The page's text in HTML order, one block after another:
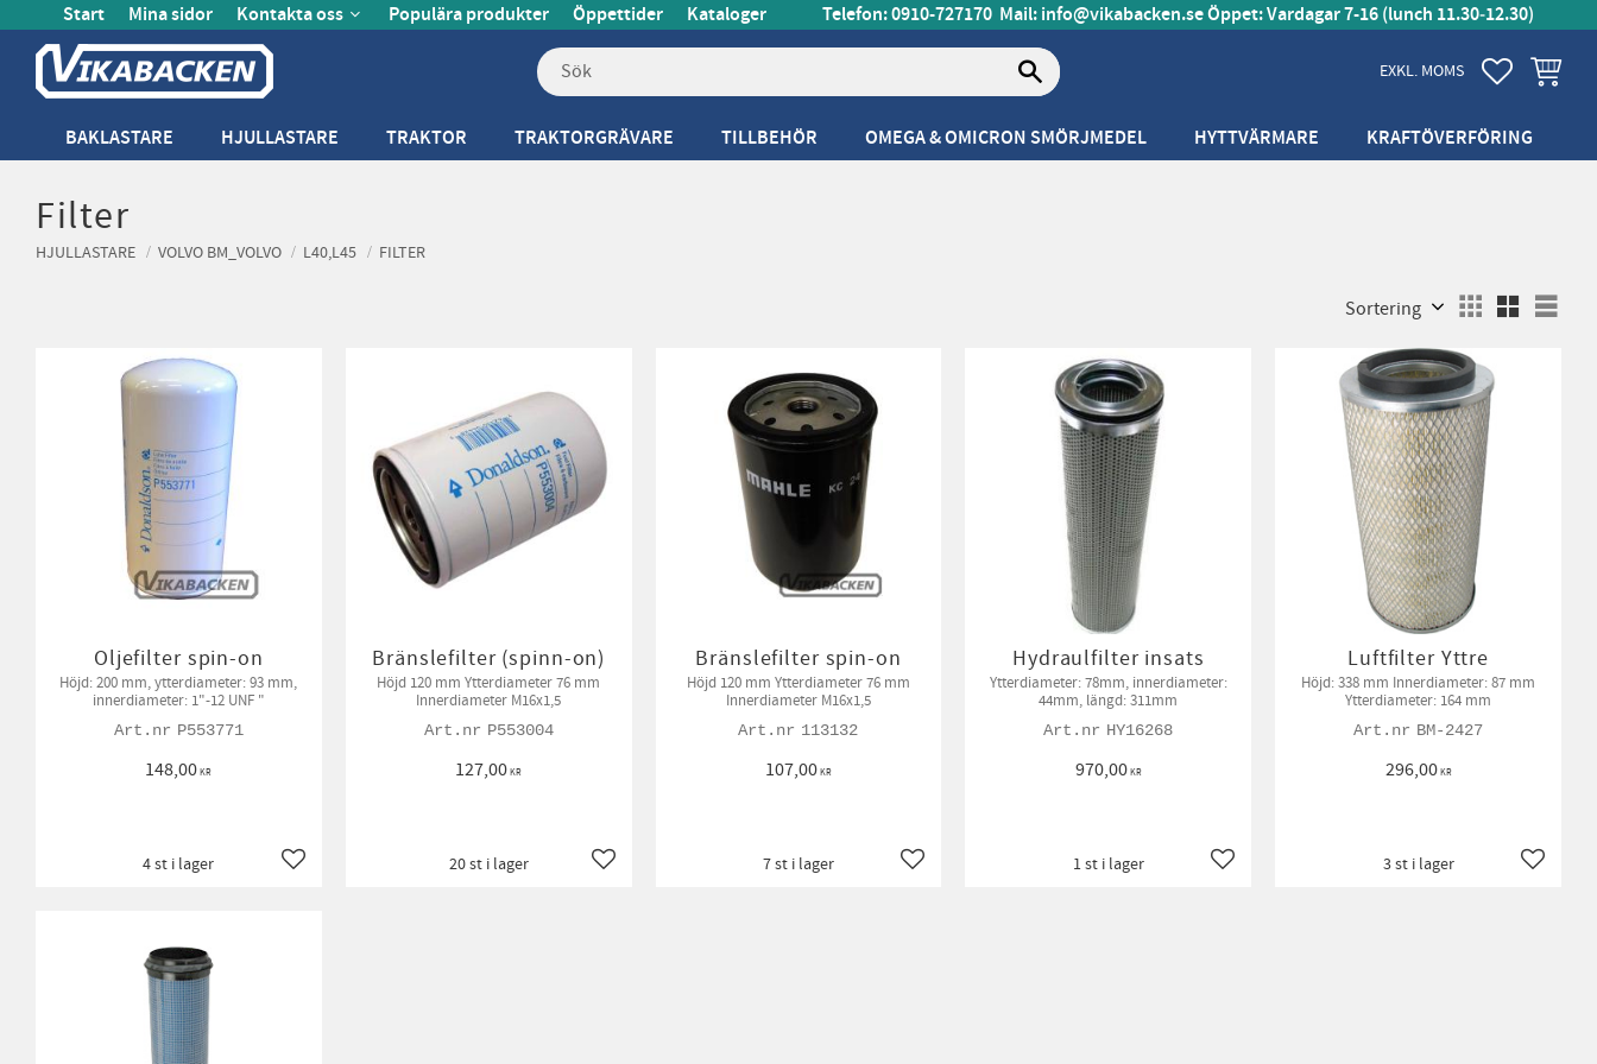
Start Mina sidor Kontakta oss Populära produkter Öppettider Kataloger Telefon: 0910-727170 Mail:info@vikabacken.seÖppet: Vardagar 7-16 (lunch 11.30‑12.30)
EXKL. MOMS FAVORITER
BAKLASTARE HJULLASTARE TRAKTOR TRAKTORGRÄVARE TILLBEHÖR OMEGA & OMICRON SMÖRJMEDEL HYTTVÄRMARE KRAFTÖVERFÖRING
Filter
HJULLASTARE VOLVO BM_VOLVO L40,L45 FILTER
Oljefilter spin-on
Höjd: 200 mm, ytterdiameter: 93 mm,
innerdiameter: 1"-12 UNF "
P553771
148,00KR
Lägg till i favoriter
4 st i lager
Bränslefilter (spinn-on)
Höjd 120 mm Ytterdiameter 76 mm
Innerdiameter M16x1,5
P553004
127,00KR
Lägg till i favoriter
20 st i lager
Bränslefilter spin-on
Höjd 120 mm Ytterdiameter 76 mm
Innerdiameter M16x1,5
113132
107,00KR
Lägg till i favoriter
7 st i lager
Hydraulfilter insats
Ytterdiameter: 78mm, innerdiameter:
44mm, längd: 311mm
HY16268
970,00KR
Lägg till i favoriter
1 st i lager
Luftfilter Yttre
Höjd: 338 mm Innerdiameter: 87 mm
Ytterdiameter: 164 mm
BM-2427
296,00KR
Lägg
3 st i lager